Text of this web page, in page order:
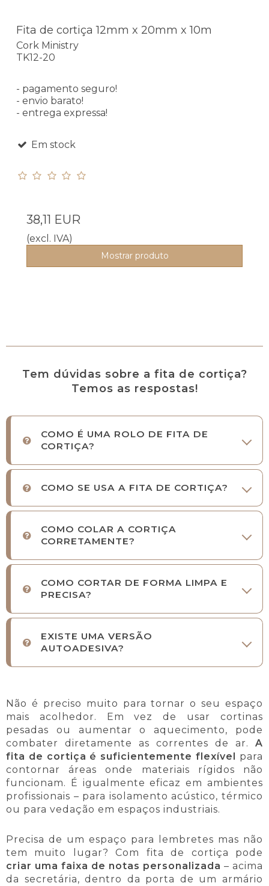
Fita de cortiça 12mm x 20mm x 10m
Cork Ministry
TK12-20
- pagamento seguro!
- envio barato!
- entrega expressa!
Em stock
38,11 EUR
(excl. IVA)
Mostrar produto
Tem dúvidas sobre a fita de cortiça?
Temos as respostas!
COMO É UMA ROLO DE FITA DE
CORTIÇA?
COMO SE USA A FITA DE CORTIÇA?
COMO COLAR A CORTIÇA
CORRETAMENTE?
COMO CORTAR DE FORMA LIMPA E
PRECISA?
EXISTE UMA VERSÃO
AUTOADESIVA?
Não é preciso muito para tornar o seu espaço
mais acolhedor. Em vez de usar cortinas
pesadas ou aumentar o aquecimento, pode
combater diretamente as correntes de ar. A
fita de cortiça é suficientemente flexível
para
contornar áreas onde materiais rígidos não
funcionam. É igualmente eficaz em ambientes
profissionais – para isolamento acústico, térmico
ou para vedação em espaços industriais.
Precisa de um espaço para lembretes mas não
tem muito lugar? Com fita de cortiça pode
criar uma faixa de notas personalizada – acima
da secretária, dentro da porta de um armário